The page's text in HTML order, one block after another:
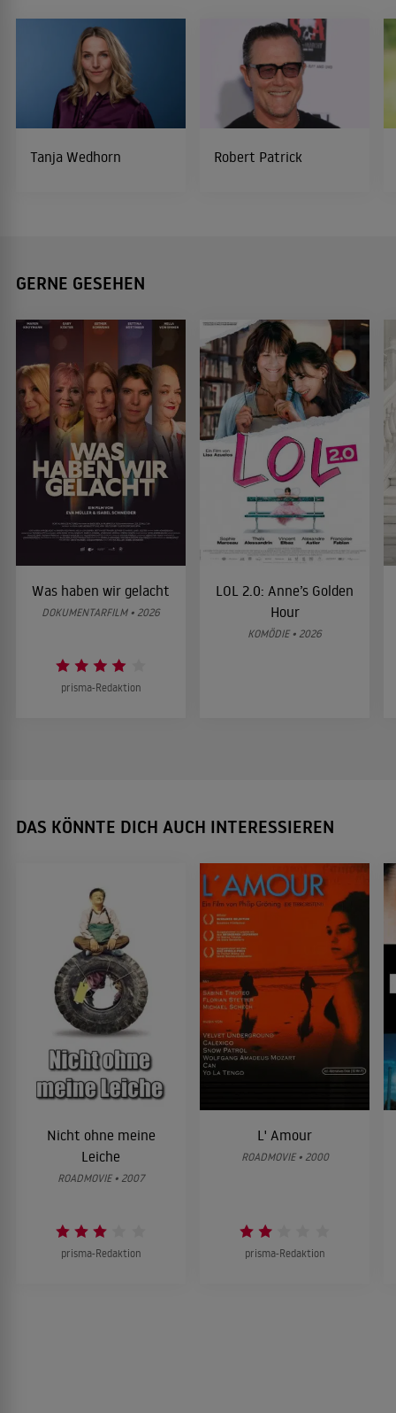
Tanja Wedhorn Robert Patrick
GERNE GESEHEN
Was haben wir gelacht
DOKUMENTARFILM • 2026
prisma-Redaktion
LOL 2.0: Anne’s Golden
Hour
KOMÖDIE • 2026
DAS KÖNNTE DICH AUCH INTERESSIEREN
Nicht ohne meine
Leiche
ROADMOVIE • 2007
prisma-Redaktion
L' Amour
ROADMOVIE • 2000
prisma-Redaktion